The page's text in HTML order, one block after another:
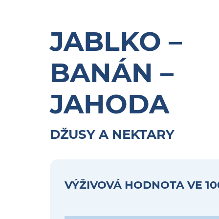
JABLKO –
BANÁN –
JAHODA
DŽUSY A NEKTARY
VÝŽIVOVÁ HODNOTA VE